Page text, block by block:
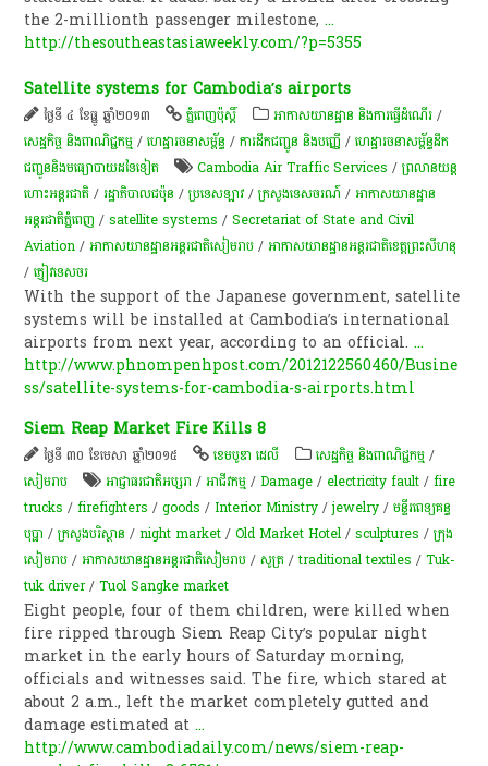
the 2-millionth passenger milestone,...
http://thesoutheastasiaweekly.com/?p=5355
Satellite systems for Cambodia’s airports
ថ្ងៃទី ៤ ខែធ្នូ ឆ្នាំ២០១៣ ភ្នំពេញប៉ុស្តិ៍ អាកាសយានដ្ឋាន និងការធ្វើដំណើរ /
សេដ្ឋកិច្ច និងពាណិជ្ជកម្ម /ហេដ្ឋារចនាសម្ព័ន្ធ /ការដឹកជញ្ជូន និងបញ្ញើ /ហេដ្ឋារចនាសម្ព័ន្ធដឹក
ជញ្ជូននិងមធ្យោបាយដទៃទៀត
Cambodia Air Traffic Services /ព្រលាន​យន្ត​
ហោះ​អន្តរជាតិ​ /រដ្ឋាភិបាល​ជប៉ុន​ /ប្រទេសឡាវ /ក្រសួងទេសចរណ៍ /អាកាសយានដ្ឋាន
អន្តរជាតិភ្នំពេញ /satellite systems /Secretariat of State and Civil
Aviation /អាកាសយានដ្ឋានអន្តរជាតិសៀមរាប /អាកាសយានដ្ឋានអន្តរជាតិខេត្តព្រះសីហនុ
/ភ្ញៀវ​ទេសចរ
With the support of the Japanese government, satellite
systems will be installed at Cambodia’s international
airports from next year, according to an official....
http://www.phnompenhpost.com/2012122560460/Busine
ss/satellite-systems-for-cambodia-s-airports.html
Siem Reap Market Fire Kills 8
ថ្ងៃទី ៣០ ខែមេសា ឆ្នាំ២០១៥ ខេមបូឌា ដេលី សេដ្ឋកិច្ច និងពាណិជ្ជកម្ម /
សៀមរាប
អាជ្ញាធរជាតិអប្សរា /អាជីវកម្ម /Damage / electricity fault /fire
trucks /firefighters /goods /Interior Ministry /jewelry /មន្ទីរពេទ្យ​គន្ធ
បុប្ផា /ក្រសួងបរិស្ថាន /night market /Old Market Hotel /sculptures /ក្រុង​
សៀម​រាប​ /អាកាសយានដ្ឋានអន្តរជាតិសៀមរាប /​សូត្រ /traditional textiles /Tuk-
tuk driver/Tuol Sangke market
Eight people, four of them children, were killed when
fire ripped through Siem Reap City’s popular night
market in the early hours of Saturday morning,
officials and witnesses said. The fire, which stared at
about 2 a.m., left the market completely gutted and
damage estimated at...
http://www.cambodiadaily.com/news/siem-reap-